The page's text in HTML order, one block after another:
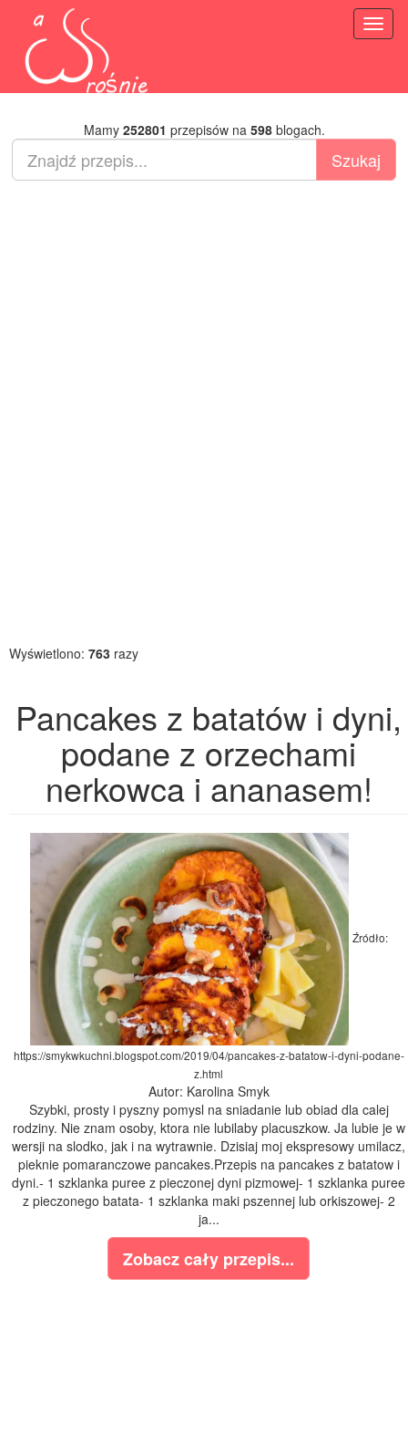
Mamy 252801 przepisów na 598blogach.
Wyświetlono: 763 razy
Pancakes z batatów i dyni,
podane z orzechami
nerkowca i ananasem!
Źródło:
https://smykwkuchni.blogspot.com/2019/04/pancakes-z-batatow-i-dyni-podane-
z.html
Autor: Karolina Smyk
Szybki, prosty i pyszny pomysl na sniadanie lub obiad dla calej
rodziny. Nie znam osoby, ktora nie lubilaby placuszkow. Ja lubie je w
wersji na slodko, jak i na wytrawnie. Dzisiaj moj ekspresowy umilacz,
pieknie pomaranczowe pancakes.Przepis na pancakes z batatow i
dyni.- 1 szklanka puree z pieczonej dyni pizmowej- 1 szklanka puree
z pieczonego batata- 1 szklanka maki pszennej lub orkiszowej- 2
ja...
Zobacz cały przepis...